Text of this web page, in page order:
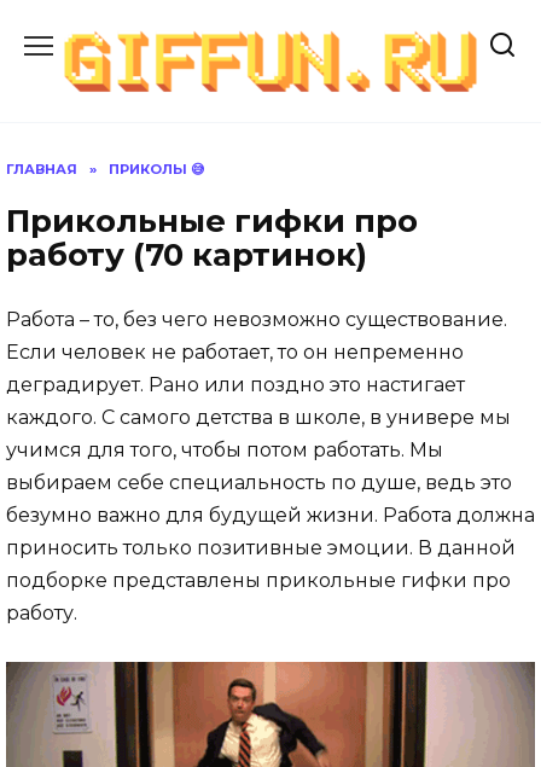
содержанию
ГЛАВНАЯ » ПРИКОЛЫ 😅
Прикольные гифки про
работу (70 картинок)
Работа – то, без чего невозможно существование.
Если человек не работает, то он непременно
деградирует. Рано или поздно это настигает
каждого. С самого детства в школе, в универе мы
учимся для того, чтобы потом работать. Мы
выбираем себе специальность по душе, ведь это
безумно важно для будущей жизни. Работа должна
приносить только позитивные эмоции. В данной
подборке представлены прикольные гифки про
работу.